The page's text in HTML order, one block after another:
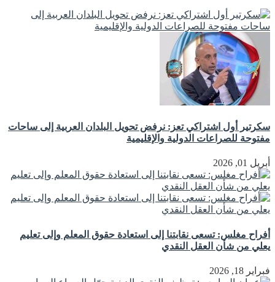
سكرتير أول اشتراكي تعز: نرفض تحويل البلدان العربية إلى ساحات
مفتوحة للصراعات الدولية والإقليمية
أبريل 01, 2026
أفراح مغلس: تسعى نقابتنا إلى استعادة حقوق المعلم وإلى تعليم
يعلي من شأن العقل النقدي
فبراير 18, 2026